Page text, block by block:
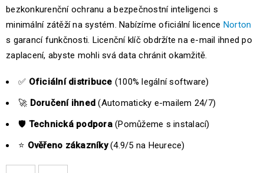
bezkonkurenční ochranu a bezpečnostní inteligenci s
minimální zátěží na systém. Nabízíme oficiální licence Norton
s garancí funkčnosti. Licenční klíč obdržíte na e-mail ihned po
zaplacení, abyste mohli svá data chránit okamžitě.
✅ Oficiální distribuce (100% legální software)
🚀 Doručení ihned (Automaticky e-mailem 24/7)
🛡️ Technická podpora(Pomůžeme s instalací)
⭐ Ověřeno zákazníky(4.9/5 na Heurece)